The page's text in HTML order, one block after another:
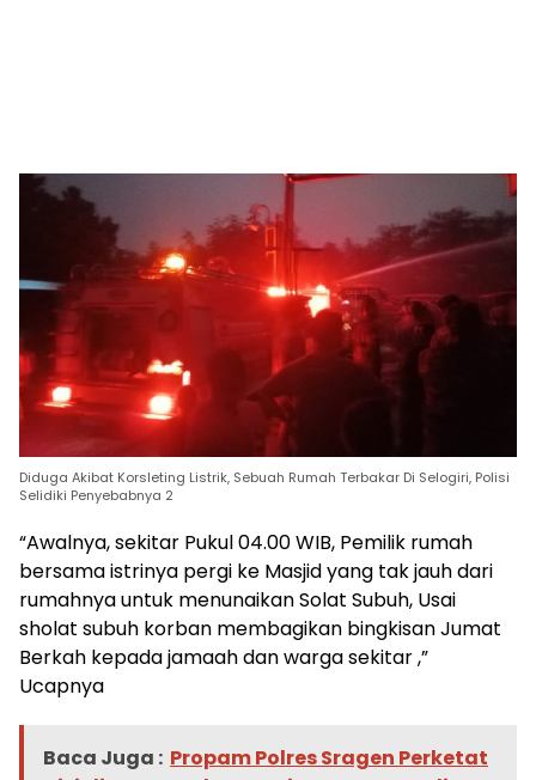
Diduga Akibat Korsleting Listrik, Sebuah Rumah Terbakar Di Selogiri, Polisi
Selidiki Penyebabnya 2
“Awalnya, sekitar Pukul 04.00 WIB, Pemilik rumah
bersama istrinya pergi ke Masjid yang tak jauh dari
rumahnya untuk menunaikan Solat Subuh, Usai
sholat subuh korban membagikan bingkisan Jumat
Berkah kepada jamaah dan warga sekitar ,”
Ucapnya
Baca Juga : Propam Polres Sragen Perketat